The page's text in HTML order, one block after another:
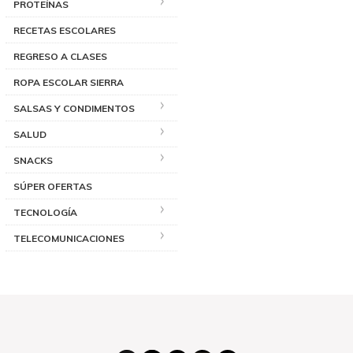
PROTEÍNAS
RECETAS ESCOLARES
REGRESO A CLASES
ROPA ESCOLAR SIERRA
SALSAS Y CONDIMENTOS
SALUD
SNACKS
SÚPER OFERTAS
TECNOLOGÍA
TELECOMUNICACIONES